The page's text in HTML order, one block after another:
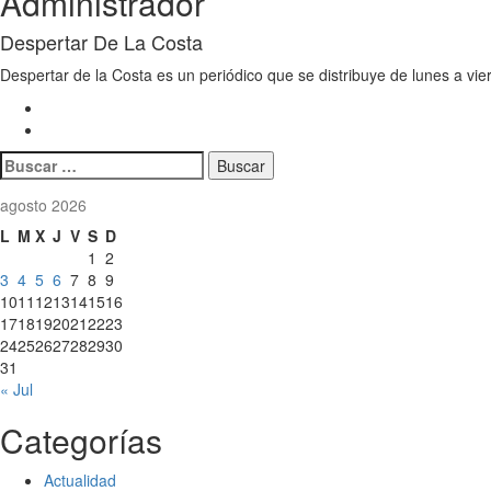
Despertar De La Costa
Despertar de la Costa es un periódico que se distribuye de lunes a
Buscar:
agosto 2026
L M X J V S D
1 2
3 4 5 6 7 8 9
1011 1213141516
17181920212223
24252627282930
31
« Jul
Categorías
Actualidad